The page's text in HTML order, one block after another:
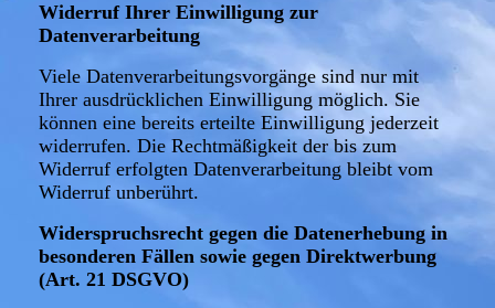
Widerruf Ihrer Einwilligung zur
Datenverarbeitung
Viele Datenverarbeitungsvorgänge sind nur mit
Ihrer ausdrücklichen Einwilligung möglich. Sie
können eine bereits erteilte Einwilligung jederzeit
widerrufen. Die Rechtmäßigkeit der bis zum
Widerruf erfolgten Datenverarbeitung bleibt vom
Widerruf unberührt.
Widerspruchsrecht gegen die Datenerhebung in
besonderen Fällen sowie gegen Direktwerbung
(Art. 21 DSGVO)